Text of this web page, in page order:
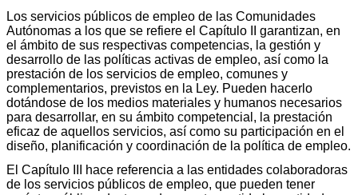
Los servicios públicos de empleo de las Comunidades
Autónomas a los que se refiere el Capítulo II garantizan, en
el ámbito de sus respectivas competencias, la gestión y
desarrollo de las políticas activas de empleo, así como la
prestación de los servicios de empleo, comunes y
complementarios, previstos en la Ley. Pueden hacerlo
dotándose de los medios materiales y humanos necesarios
para desarrollar, en su ámbito competencial, la prestación
eficaz de aquellos servicios, así como su participación en el
diseño, planificación y coordinación de la política de empleo.
El Capítulo III hace referencia a las entidades colaboradoras
de los servicios públicos de empleo, que pueden tener